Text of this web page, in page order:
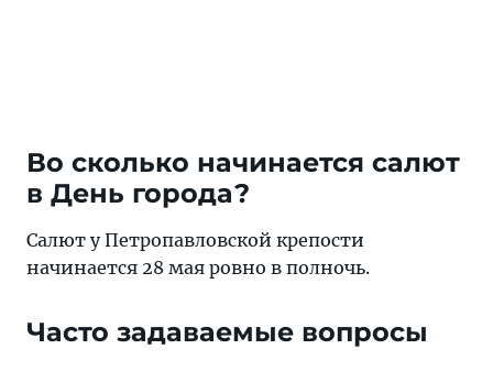
Во сколько начинается салют
в День города?
Салют у Петропавловской крепости
начинается 28 мая ровно в полночь.
Часто задаваемые вопросы